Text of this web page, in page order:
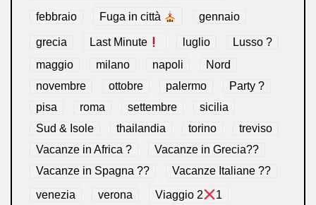
febbraio Fuga in città gennaio
grecia Last Minute luglio
Lusso ?
maggio
milano napoli
Nord
novembre
ottobre palermo
Party ?
pisa
roma settembre
sicilia
Sud & Isole
thailandia torino
treviso
Vacanze in Africa ?
Vacanze in Grecia??
Vacanze in Spagna ??
Vacanze Italiane ??
venezia verona Viaggio 2
1